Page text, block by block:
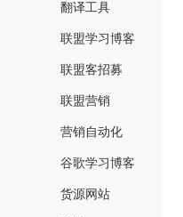
翻译工具
联盟学习博客
联盟客招募
联盟营销
营销自动化
谷歌学习博客
货源网站